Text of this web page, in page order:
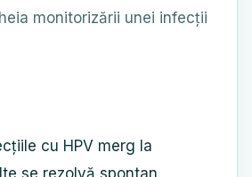
monitorizării unei infecții
cu HPV merg la
se rezolvă spontan.